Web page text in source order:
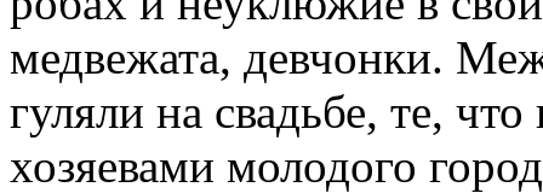
медвежата, девчонки.
гуляли на свадьбе, те,
хозяевами молодого